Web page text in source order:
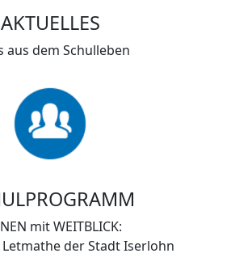
AKTUELLES
aus dem Schulleben
mit WEITBLICK:
der Stadt Iserlohn